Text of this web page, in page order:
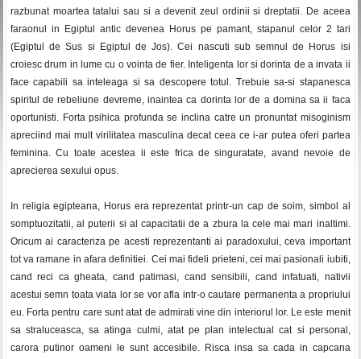
razbunat moartea tatalui sau si a devenit zeul ordinii si dreptatii. De aceea
faraonul in Egiptul antic devenea Horus pe pamant, stapanul celor 2 tari
(Egiptul de Sus si Egiptul de Jos). Cei nascuti sub semnul de Horus isi
croiesc drum in lume cu o vointa de fier. Inteligenta lor si dorinta de a invata ii
face capabili sa inteleaga si sa descopere totul. Trebuie sa-si stapanesca
spiritul de rebeliune devreme, inaintea ca dorinta lor de a domina sa ii faca
oportunisti. Forta psihica profunda se inclina catre un pronuntat misoginism
apreciind mai mult virilitatea masculina decat ceea ce i-ar putea oferi partea
feminina. Cu toate acestea ii este frica de singuratate, avand nevoie de
aprecierea sexului opus.
In religia egipteana, Horus era reprezentat printr-un cap de soim, simbol al
somptuozitatii, al puterii si al capacitatii de a zbura la cele mai mari inaltimi.
Oricum ai caracteriza pe acesti reprezentanti ai paradoxului, ceva important
tot va ramane in afara definitiei. Cei mai fideli prieteni, cei mai pasionali iubiti,
cand reci ca gheata, cand patimasi, cand sensibili, cand infatuati, nativii
acestui semn toata viata lor se vor afla intr-o cautare permanenta a propriului
eu. Forta pentru care sunt atat de admirati vine din interiorul lor. Le este menit
sa straluceasca, sa atinga culmi, atat pe plan intelectual cat si personal,
carora putinor oameni le sunt accesibile. Risca insa sa cada in capcana